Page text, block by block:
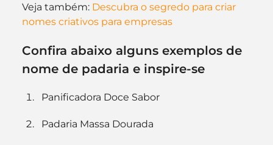
Veja também: Descubra o segredo para criar
nomes criativos para empresas
Confira abaixo alguns exemplos de
nome de padaria e inspire-se
Panificadora Doce Sabor
Padaria Massa Dourada